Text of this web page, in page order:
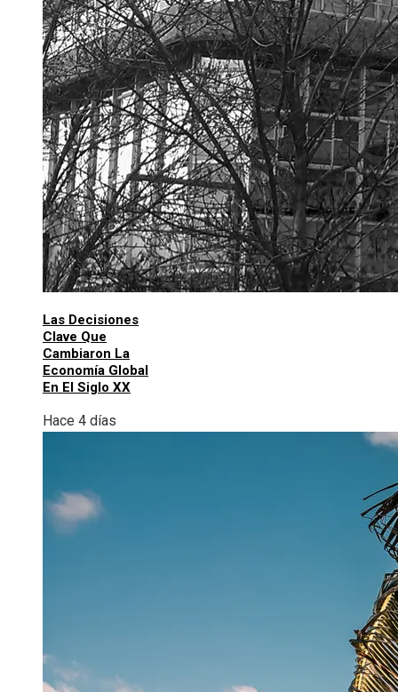
Las Decisiones
Clave Que
Cambiaron La
Economía Global
En El Siglo XX
Hace 4 días